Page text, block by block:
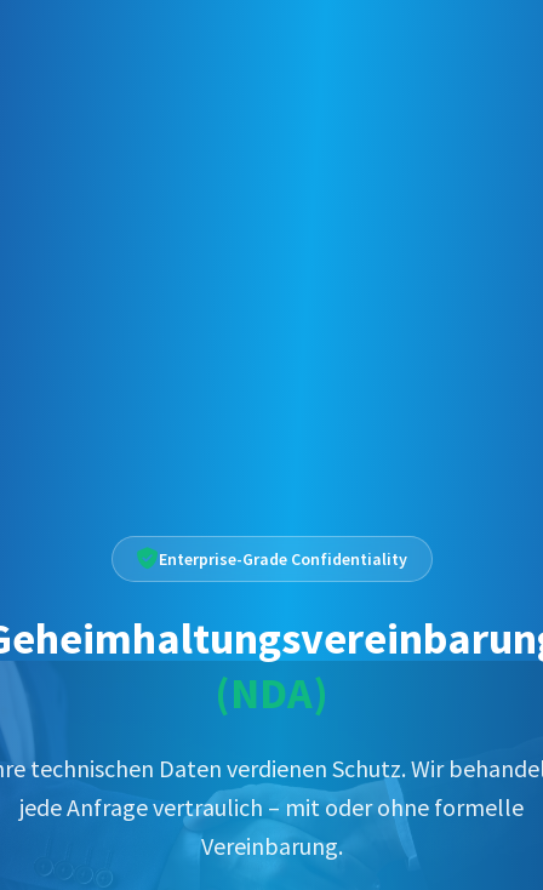
Enterprise-Grade Confidentiality
(NDA)
technischen Daten verdienen Schutz. Wir
jede Anfrage vertraulich – mit oder ohne formelle
Vereinbarung.